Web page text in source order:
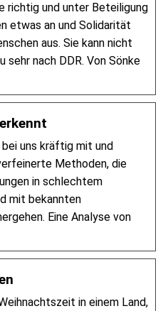
richtig und unter Beteiligung
etwas an und Solidarität
aus. Sie kann nicht
nach DDR. Von Sönke
uns kräftig mit und
Methoden, die
in schlechtem
mit bekannten
Eine Analyse von
in einem Land,